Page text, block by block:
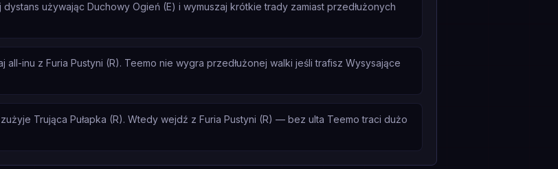
używając Duchowy Ogień (E) i wymuszaj krótkie trady zamiast przedłużonych
inu z Furia Pustyni (R). Teemo nie wygra przedłużonej walki jeśli trafisz Wysysające
Trująca Pułapka (R). Wtedy wejdź z Furia Pustyni (R) — bez ulta Teemo traci dużo